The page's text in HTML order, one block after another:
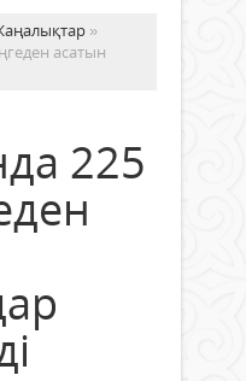
»
асатын
225